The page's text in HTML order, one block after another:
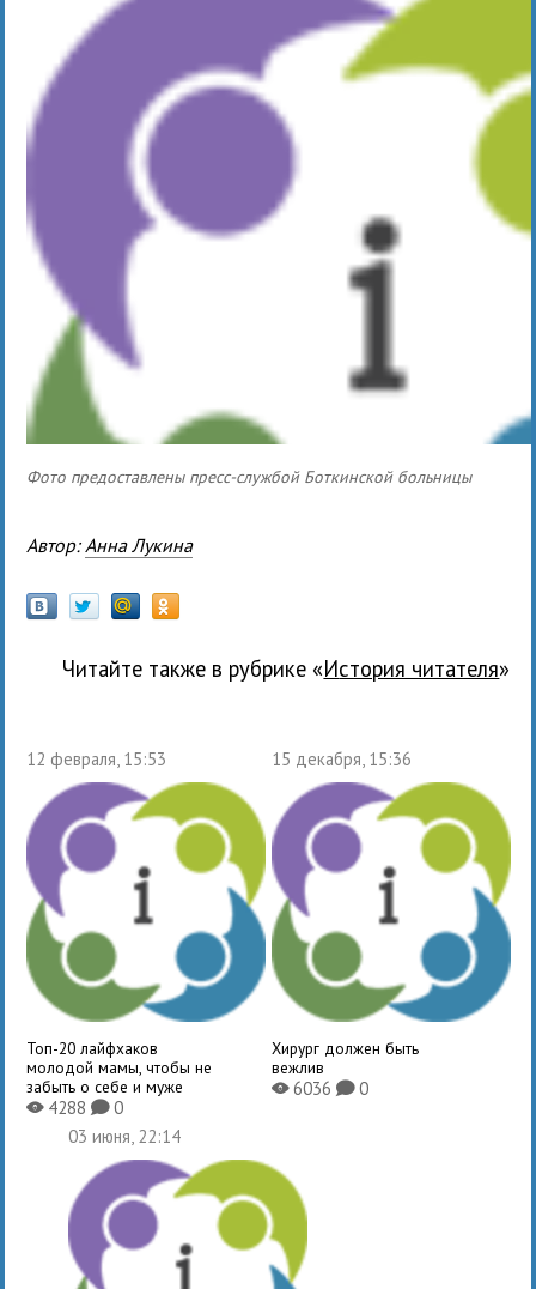
Фото предоставлены пресс-службой Боткинской больницы
Автор: Анна Лукина
Читайте также в рубрике « История читателя»
12 февраля, 15:53
Топ-20 лайфхаков
молодой мамы, чтобы не
забыть о себе и муже
X4288K0
15 декабря, 15:36
Хирург должен быть
вежлив
X6036 K0
03 июня, 22:14